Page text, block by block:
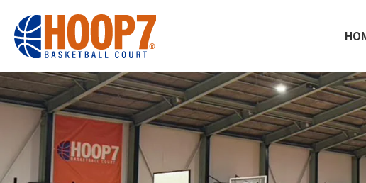
大阪・東大阪・堺のバスケコートレンタル｜HOOP7
HOME
初めての方へ
東大阪店